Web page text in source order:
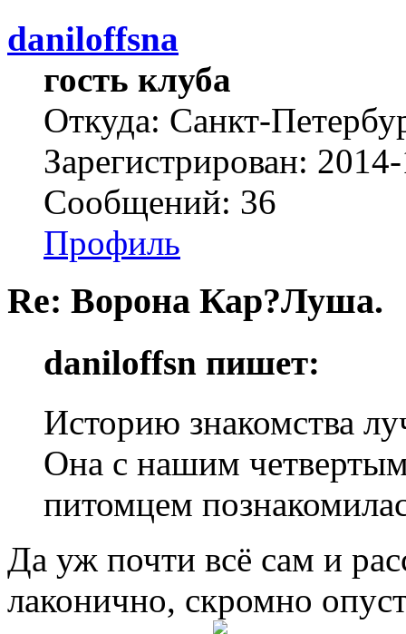
daniloffsna
гость клуба
Откуда: Санкт-
Зарегистрирован:
Сообщений: 36
Профиль
Re: Ворона Кар?Луша.
daniloffsn пишет:
Историю знакомства
Она с нашим
питомцем
Да уж почти всё сам и
лаконично, скромно